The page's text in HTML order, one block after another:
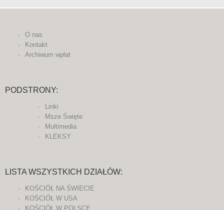
O nas
Kontakt
Archiwum wpłat
PODSTRONY:
Linki
Msze Święte
Multimedia
KLEKSY
LISTA WSZYSTKICH DZIAŁÓW:
KOŚCIÓŁ NA ŚWIECIE
KOŚCIÓŁ W USA
KOŚCIÓŁ W POLSCE